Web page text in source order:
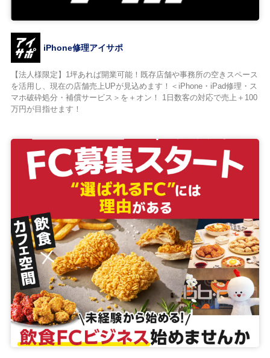
iPhone修理アイサポ
【法人様限定】1坪あれば開業可能！既存店舗や事務所の空きスペース
を活用し、現在の店舗売上UPが見込めます！＜iPhone・iPad修理・ス
マホ破砕処分・補償サービス＞を＋オン！ 1日数客の対応で売上＋100
万円が目指せます！